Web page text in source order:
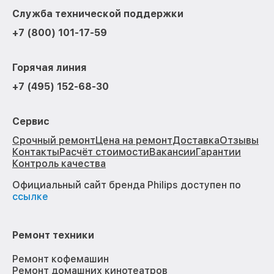
Служба технической поддержки
+7 (800) 101-17-59
Горячая линия
+7 (495) 152-68-30
Сервис
Срочный ремонтЦена на ремонтДоставкаОтзывы
КонтактыРасчёт стоимостиВакансииГарантии
Контроль качества
Официальный сайт бренда Philips доступен по
ссылке
Ремонт техники
Ремонт кофемашин
Ремонт домашних кинотеатров